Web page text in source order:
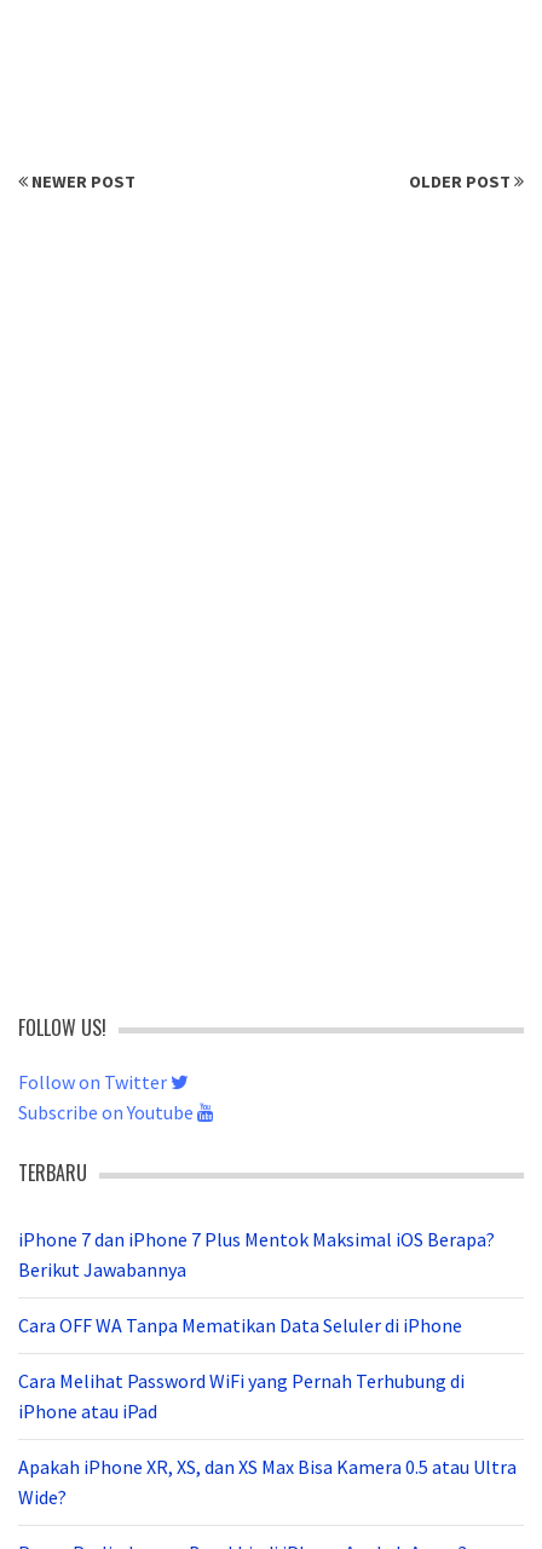
NEWER POST OLDER POST
FOLLOW US!
Follow on Twitter
Subscribe on Youtube
TERBARU
iPhone 7 dan iPhone 7 Plus Mentok Maksimal iOS Berapa?
Berikut Jawabannya
Cara OFF WA Tanpa Mematikan Data Seluler di iPhone
Cara Melihat Password WiFi yang Pernah Terhubung di
iPhone atau iPad
Apakah iPhone XR, XS, dan XS Max Bisa Kamera 0.5 atau Ultra
Wide?